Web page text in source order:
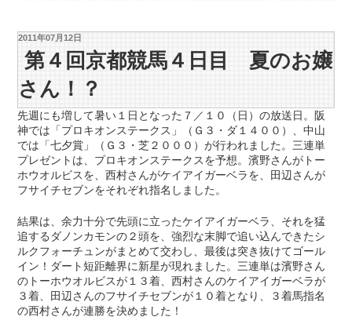
2011年07月12日
第４回京都競馬４日目 夏のお嬢
さん！？
先週にも増して暑い１日となった７／１０（日）の放送日。阪
神では「プロキオンステークス」（Ｇ３・ダ１４００）、中山
では「七夕賞」（Ｇ３・芝２０００）が行われました。三連単
プレゼントは、プロキオンステークスを予想。濱野さんがトー
ホウオルビスを、西村さんがケイアイガーベラを、田辺さんが
フサイチセブンをそれぞれ指名しました。
結果は、余力十分で先頭に立ったケイアイガーベラ、それを猛
追するダノンカモンの２頭を、強烈な末脚で追い込んできたシ
ルクフォーチュンがまとめて交わし、最後は突き抜けてゴール
イン！ダート短距離界に新星が現れました。三連単は濱野さん
のトーホウオルビスが１３着、西村さんのケイアイガーベラが
３着、田辺さんのフサイチセブンが１０着となり、３着馬指名
の西村さんが連勝を決めました！